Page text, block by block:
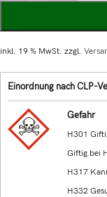
inkl. 19 % MwSt. zzgl.
Einordnung nach CLP-
Gefahr
H301
Giftig bei
H317
H332